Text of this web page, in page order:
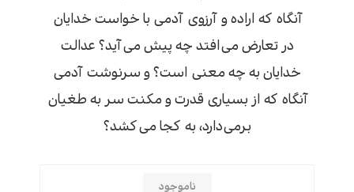
آنگاه که اراده و آرزوی آدمی با خواست خدایان
در تعارض می‌افتد چه پیش می‌آید؟ عدالت
خدایان به چه معنی است؟ و سرنوشت آدمی
آنگاه که از بسیاری قدرت و مکنت سر به طغیان
برمی‌دارد، به کجا می‌کشد؟
ناموجود